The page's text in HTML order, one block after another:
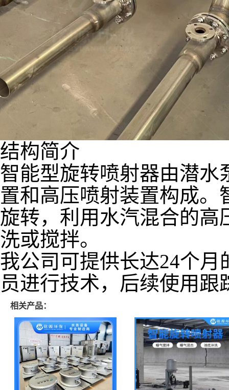
结构简介
智能型旋转喷射器由潜水
置和高压喷射装置构成
旋转，利用水汽混合的高
洗或搅拌。
我公司可提供长达24个
员进行技术，后续使用
相关产品：